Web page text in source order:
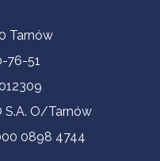
Tarnów
76-51
S.A. O/Tarnów
0898 4744